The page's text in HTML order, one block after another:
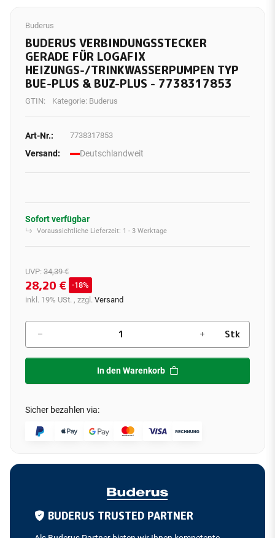
Buderus
BUDERUS VERBINDUNGSSTECKER
GERADE FÜR LOGAFIX
HEIZUNGS-/TRINKWASSERPUMPEN TYP
BUE-PLUS & BUZ-PLUS - 7738317853
GTIN: Kategorie: Buderus
Art-Nr.: 7738317853
Versand: Deutschlandweit
Sofort verfügbar
Voraussichtliche Lieferzeit: 1 - 3 Werktage
UVP: 34,39 €
28,20 €
18%
inkl. 19% USt. , zzgl. Versand
Stk
In den Warenkorb
Sicher bezahlen via:
BUDERUS TRUSTED PARTNER